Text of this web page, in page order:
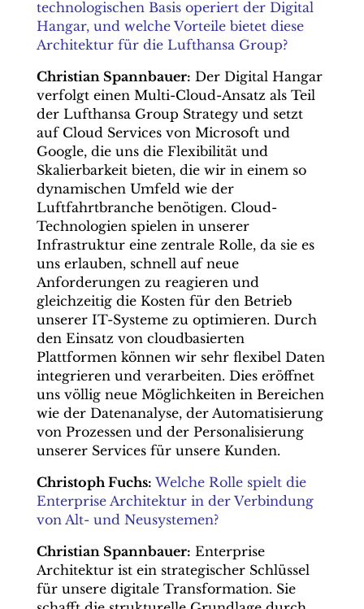
technologischen Basis operiert der Digital
Hangar, und welche Vorteile bietet diese
Architektur für die Lufthansa Group?
Christian Spannbauer: Der Digital Hangar
verfolgt einen Multi-Cloud-Ansatz als Teil
der Lufthansa Group Strategy und setzt
auf Cloud Services von Microsoft und
Google, die uns die Flexibilität und
Skalierbarkeit bieten, die wir in einem so
dynamischen Umfeld wie der
Luftfahrtbranche benötigen. Cloud-
Technologien spielen in unserer
Infrastruktur eine zentrale Rolle, da sie es
uns erlauben, schnell auf neue
Anforderungen zu reagieren und
gleichzeitig die Kosten für den Betrieb
unserer IT-Systeme zu optimieren. Durch
den Einsatz von cloudbasierten
Plattformen können wir sehr flexibel Daten
integrieren und verarbeiten. Dies eröffnet
uns völlig neue Möglichkeiten in Bereichen
wie der Datenanalyse, der Automatisierung
von Prozessen und der Personalisierung
unserer Services für unsere Kunden.
Christoph Fuchs: Welche Rolle spielt die
Enterprise Architektur in der Verbindung
von Alt- und Neusystemen?
Christian Spannbauer: Enterprise
Architektur ist ein strategischer Schlüssel
für unsere digitale Transformation. Sie